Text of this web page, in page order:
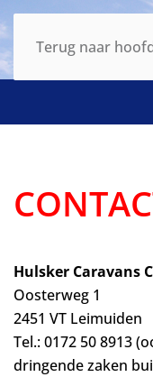
Terug naar
Hulsker Caravans
Oosterweg 1
2451 VT Leimuiden
Tel.: 0172 50 8913
dringende zaken